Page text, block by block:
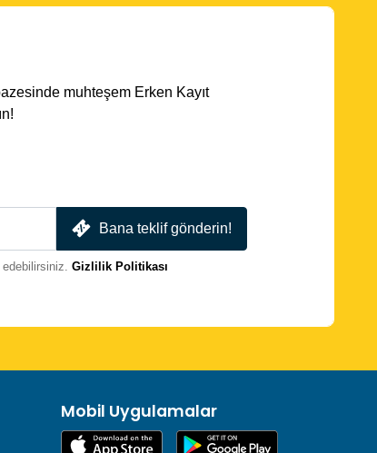
muhteşem Erken Kayıt
Bana teklif gönderin!
Gizlilik Politikası
Mobil Uygulamalar